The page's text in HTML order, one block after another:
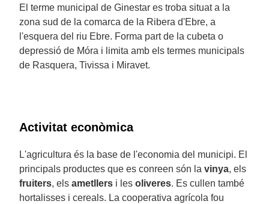
El terme municipal de Ginestar es troba situat a la
zona sud de la comarca de la Ribera d'Ebre, a
l'esquera del riu Ebre. Forma part de la cubeta o
depressió de Móra i limita amb els termes municipals
de Rasquera, Tivissa i Miravet.
Activitat econòmica
L'agricultura és la base de l'economia del municipi. El
principals productes que es conreen són la vinya, els
fruiters, els ametllers i les oliveres. Es cullen també
hortalisses i cereals. La cooperativa agrícola fou